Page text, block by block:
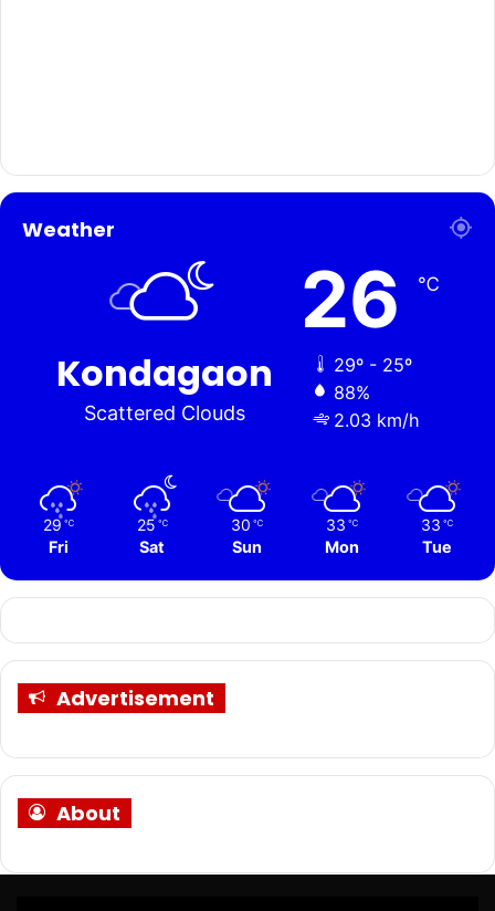
Weather
Kondagaon
Scattered Clouds
26 ℃
29º - 25º
88%
2.03 km/h
29 ℃
Fri
25 ℃
Sat
30 ℃
Sun
33 ℃
Mon
33 ℃
Tue
Advertisement
About